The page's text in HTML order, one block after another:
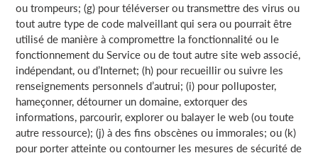
ou trompeurs; (g) pour téléverser ou transmettre des virus ou
tout autre type de code malveillant qui sera ou pourrait être
utilisé de manière à compromettre la fonctionnalité ou le
fonctionnement du Service ou de tout autre site web associé,
indépendant, ou d’Internet; (h) pour recueillir ou suivre les
renseignements personnels d’autrui; (i) pour polluposter,
hameçonner, détourner un domaine, extorquer des
informations, parcourir, explorer ou balayer le web (ou toute
autre ressource); (j) à des fins obscènes ou immorales; ou (k)
pour porter atteinte ou contourner les mesures de sécurité de